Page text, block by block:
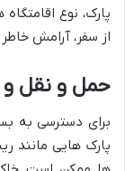
پارک، نوع
از سفر، آرامش
حمل و نقل
برای دسترسی به